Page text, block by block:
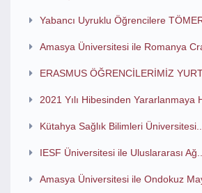
Yabancı Uyruklu Öğrencilere TÖMER
Amasya Üniversitesi ile Romanya
ERASMUS ÖĞRENCİLERİMİZ YURT
2021 Yılı Hibesinden Yararlanmaya
Kütahya Sağlık Bilimleri Üniversitesi...
IESF Üniversitesi ile Uluslararası Ağ...
Amasya Üniversitesi ile Ondokuz